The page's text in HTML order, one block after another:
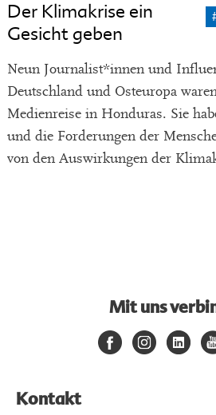
Der Klimakrise ein
Gesicht geben
Neun Journalist*innen und
Deutschland und Osteuropa
Medienreise in Honduras. Sie
und die Forderungen der
von den Auswirkungen der
Mit uns
Kontakt